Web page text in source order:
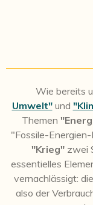
Wie bereits
Umwelt"und
Themen
"Fossile-
"Krieg"zwei
essentielles
vernachlässigt: die
also der